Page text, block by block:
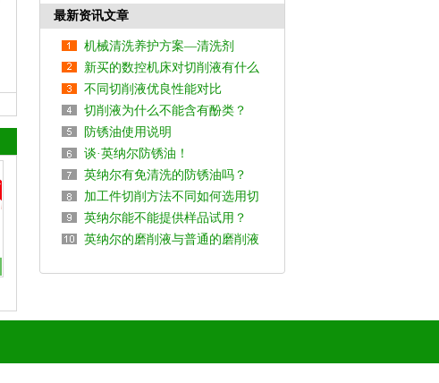
例
最新资讯文章
机械清洗养护方案—清洗剂
新买的数控机床对切削液有什么
要求吗？
不同切削液优良性能对比
切削液为什么不能含有酚类？
防锈油使用说明
谈·英纳尔防锈油！
英纳尔有免清洗的防锈油吗？
加工件切削方法不同如何选用切
削液?
英纳尔能不能提供样品试用？
英纳尔的磨削液与普通的磨削液